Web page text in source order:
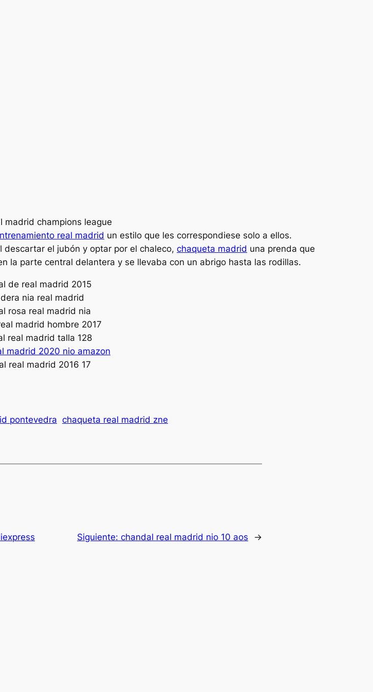
real madrid un estilo que les correspondiese solo a ellos.
descartar el jubón y optar por el chaleco, chaqueta madrid una prenda que
la parte central delantera y se llevaba con un abrigo hasta las rodillas.
pontevedra chaqueta real madrid zne
Siguiente: chandal real madrid nio 10 aos →